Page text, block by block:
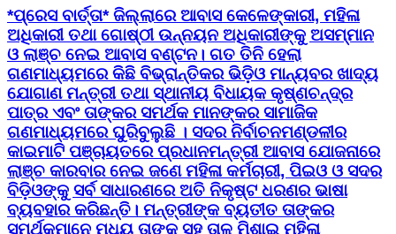
*ପ୍ରେସ ବାର୍ତ୍ତା* ଜିଲ୍ଲାରେ ଆବାସ କେଳେଙ୍କାରୀ, ମହିଳା
ଅଧିକାରୀ ତଥା ଗୋଷ୍ଠୀ ଉନ୍ନୟନ ଅଧିକାରୀଙ୍କୁ ଅସମ୍ମାନ
ଓ ଲାଞ୍ଚ ନେଇ ଆବାସ ବଣ୍ଟନ। ଗତ ତିନି ହେଲା
ଗଣମାଧ୍ୟମରେ କିଛି ବିଭ୍ରାନ୍ତିକର ଭିଡ଼ିଓ ମାନ୍ୟବର ଖାଦ୍ୟ
ଯୋଗାଣ ମନ୍ତ୍ରୀ ତଥା ସ୍ଥାନୀୟ ବିଧାୟକ କୃଷ୍ଣଚନ୍ଦ୍ର
ପାତ୍ର ଏବଂ ତାଙ୍କର ସମର୍ଥକ ମାନଙ୍କର ସାମାଜିକ
ଗଣମାଧ୍ୟମରେ ଘୁରିବୁଲୁଛି । ସଦର ନିର୍ବାଚନମଣ୍ଡଳୀର
କାଇମାଟି ପଞ୍ଚାୟତରେ ପ୍ରଧାନମନ୍ତ୍ରୀ ଆବାସ ଯୋଜନାରେ
ଲାଞ୍ଚ କାରବାର ନେଇ ଜଣେ ମହିଳା କର୍ମଚାରୀ, ପିଇଓ ଓ ସଦର
ବିଡ଼ିଓଙ୍କୁ ସର୍ବ ସାଧାରଣରେ ଅତି ନିକୃଷ୍ଟ ଧରଣର ଭାଷା
ବ୍ୟବହାର କରିଛନ୍ତି। ମନ୍ତ୍ରୀଙ୍କ ବ୍ୟତୀତ ତାଙ୍କର
ସମର୍ଥକମାନେ ମଧ୍ୟ ତାଙ୍କ ସହ ତାଳ ମିଶାଇ ମହିଳା